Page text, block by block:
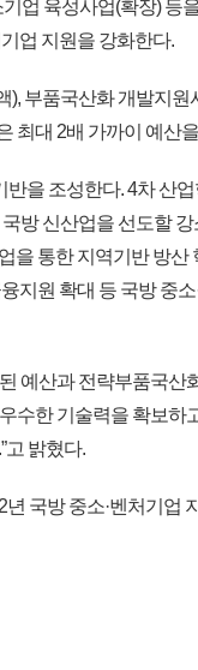
업 육성사업(확장) 등
업 지원을 강화한다.
부품국산화 개발지원
최대 2배 가까이 예산
을 조성한다. 4차 산
방 신산업을 선도할
을 통한 지역기반 방산
지원 확대 등 국방 중
예산과 전략부품국산
수한 기술력을 확보하
고 밝혔다.
국방 중소·벤처기업